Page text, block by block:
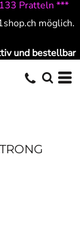
Pratteln ***
möglich.
und bestellbar